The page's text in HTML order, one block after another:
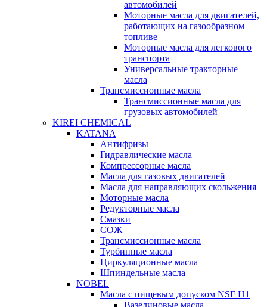
автомобилей
Моторные масла для двигателей,
работающих на газообразном
топливе
Моторные масла для легкового
транспорта
Универсальные тракторные
масла
Трансмиссионные масла
Трансмиссионные масла для
грузовых автомобилей
KIREI CHEMICAL
KATANA
Антифризы
Гидравлические масла
Компрессорные масла
Масла для газовых двигателей
Масла для направляющих скольжения
Моторные масла
Редукторные масла
Смазки
СОЖ
Трансмиссионные масла
Турбинные масла
Циркуляционные масла
Шпиндельные масла
NOBEL
Масла с пищевым допуском NSF H1
Вазелиновые масла